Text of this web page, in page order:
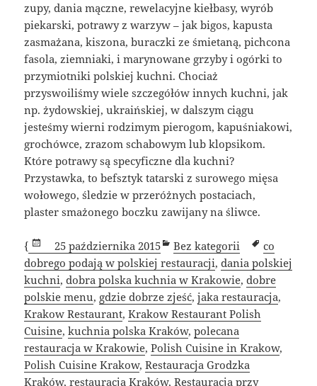
zupy, dania mączne, rewelacyjne kiełbasy, wyrób
piekarski, potrawy z warzyw – jak bigos, kapusta
zasmażana, kiszona, buraczki ze śmietaną, pichcona
fasola, ziemniaki, i marynowane grzyby i ogórki to
przymiotniki polskiej kuchni. Chociaż
przyswoiliśmy wiele szczegółów innych kuchni, jak
np. żydowskiej, ukraińskiej, w dalszym ciągu
jesteśmy wierni rodzimym pierogom, kapuśniakowi,
grochówce, zrazom schabowym lub klopsikom.
Które potrawy są specyficzne dla kuchni?
Przystawka, to befsztyk tatarski z surowego mięsa
wołowego, śledzie w przeróżnych postaciach,
plaster smażonego boczku zawijany na śliwce.
{
Data
publikacji
25 października 2015 Kategorie
Bez kategorii Tagi
co
dobrego podają w polskiej restauracji,dania polskiej
kuchni,dobra polska kuchnia w Krakowie,dobre
polskie menu, gdzie dobrze zjeść,jaka restauracja,
Krakow Restaurant,Krakow Restaurant Polish
Cuisine,kuchnia polska Kraków,polecana
restauracja w Krakowie,Polish Cuisine in Krakow,
Polish Cuisine Krakow,Restauracja Grodzka
Kraków,restauracja Kraków,Restauracja przy